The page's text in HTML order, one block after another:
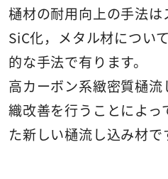
樋材の耐用向上の手法
SiC化，メタル材につい
的な手法で有ります。
高カーボン系緻密質樋
織改善を行うことによっ
た新しい樋流し込み材で